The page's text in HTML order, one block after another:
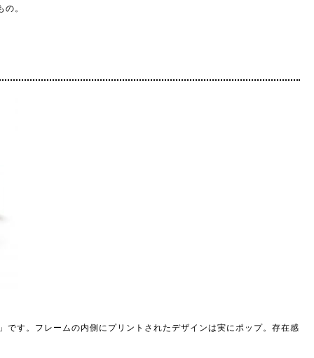
。
す。フレームの内側にプリントされたデザインは実にポップ。存在感